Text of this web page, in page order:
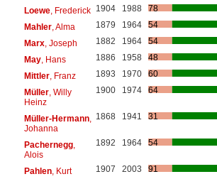
Loewe, Frederick 1904 1988
78
Mahler, Alma 1879 1964
54
Marx, Joseph 1882 1964
54
May, Hans 1886 1958
48
Mittler, Franz 1893 1970
60
Müller, Willy
Heinz
1900 1974 64
Müller-Hermann,
Johanna
1868 1941 31
Pachernegg,
Alois
1892 1964 54
Pahlen, Kurt 1907 2003
91